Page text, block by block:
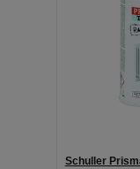
Schuller